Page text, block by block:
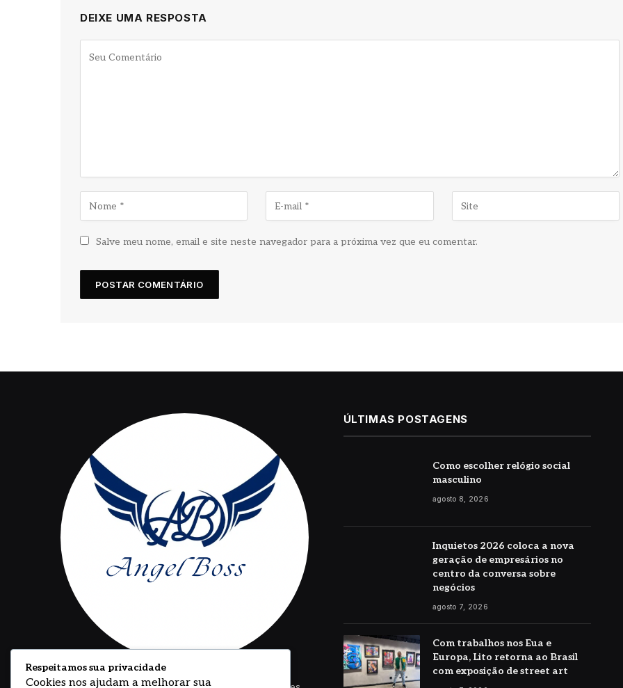
DEIXE UMA RESPOSTA
Salve meu nome, email e site neste navegador para a próxima vez que eu comentar.
ÚLTIMAS POSTAGENS
Como escolher relógio social
masculino
agosto 8, 2026
Inquietos 2026 coloca a nova
geração de empresários no
centro da conversa sobre
negócios
agosto 7, 2026
Com trabalhos nos Eua e
Europa, Lito retorna ao Brasil
com exposição de street art
Respeitamos sua privacidade
Cookies nos ajudam a melhorar sua